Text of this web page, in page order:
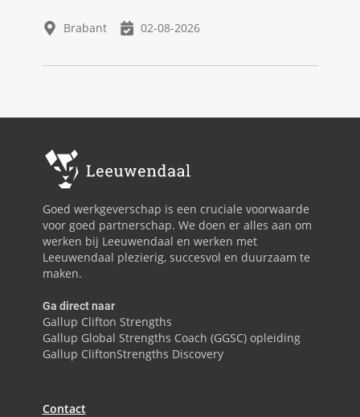
Brabant 02-08-2026
Goed werkgeverschap is een cruciale voorwaarde
voor goed partnerschap. We doen er alles aan om
werken bij Leeuwendaal en werken met
Leeuwendaal plezierig, succesvol en duurzaam te
maken.
Ga direct naar
Gallup Clifton Strengths
Gallup Global Strengths Coach (GGSC) opleiding
Gallup CliftonStrengths Discovery
Contact